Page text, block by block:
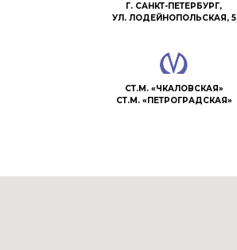
СТ.М. «ЧКАЛОВСКАЯ»
СТ.М. «ПЕТРОГРАДСКАЯ»
Г. САНКТ-ПЕТЕРБУРГ,
УЛ. ЛОДЕЙНОПОЛЬСКАЯ, 5